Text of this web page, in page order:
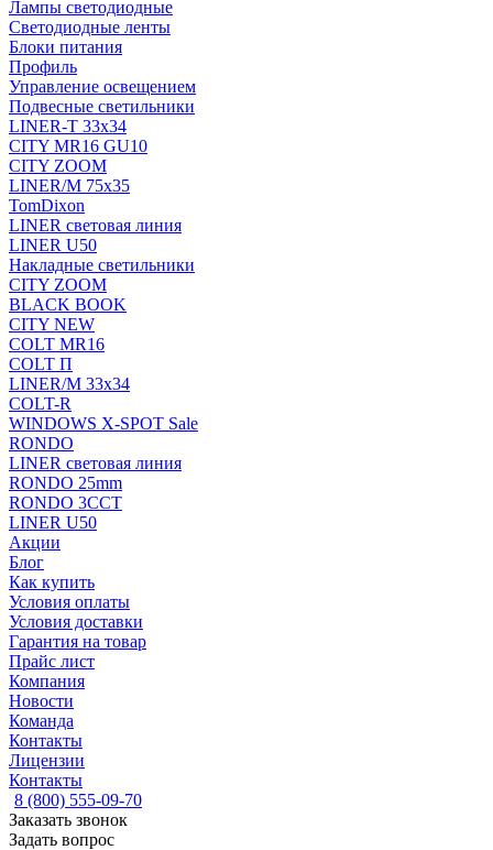
Лампы светодиодные
Светодиодные ленты
Блоки питания
Профиль
Управление освещением
Подвесные светильники
LINER-T 33x34
CITY MR16 GU10
CITY ZOOM
LINER/M 75х35
TomDixon
LINER световая линия
LINER U50
Накладные светильники
CITY ZOOM
BLACK BOOK
CITY NEW
COLT MR16
COLT П
LINER/М 33х34
COLT-R
WINDOWS X-SPOT Sale
RONDO
LINER световая линия
RONDO 25mm
RONDO 3CCT
LINER U50
Акции
Блог
Как купить
Условия оплаты
Условия доставки
Гарантия на товар
Прайс лист
Компания
Новости
Команда
Контакты
Лицензии
Контакты
8 (800) 555-09-70
Заказать звонок
Задать вопрос